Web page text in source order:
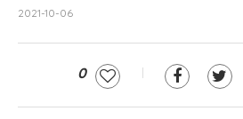
2021-10-06
0